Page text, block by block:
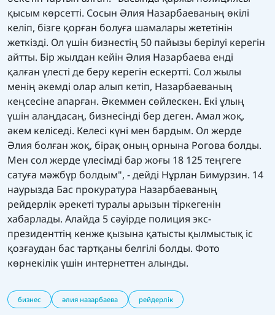
қысым көрсетті. Сосын Әлия Назарбаеваның өкілі
келіп, бізге қорған болуға шамалары жететінін
жеткізді. Ол үшін бизнестің 50 пайызы берілуі керегін
айтты. Бір жылдан кейін Әлия Назарбаева енді
қалған үлесті де беру керегін ескертті. Сол жылы
менің әкемді олар алып кетіп, Назарбаеваның
кеңсесіне апарған. Әкеммен сөйлескен. Екі ұлың
үшін алаңдасаң, бизнесіңді бер деген. Амал жоқ,
әкем келіседі. Келесі күні мен бардым. Ол жерде
Әлия болған жоқ, бірақ оның орнына Рогова болды.
Мен сол жерде үлесімді бар жоғы 18 125 теңгеге
сатуға мәжбүр болдым", - дейді Нұрлан Бимурзин. 14
наурызда Бас прокуратура Назарбаеваның
рейдерлік әрекеті туралы арызын тіркегенін
хабарлады. Алайда 5 сәуірде полиция экс-
президенттің кенже қызына қатысты қылмыстық іс
қозғаудан бас тартқаны белгілі болды. Фото
көрнекілік үшін интернеттен алынды.
бизнес әлия назарбаева рейдерлік